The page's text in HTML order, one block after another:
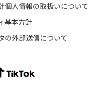
個人情報の取扱いについて
基本方針
の外部送信について